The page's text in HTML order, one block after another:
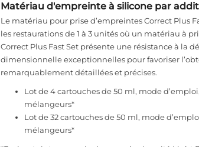
Matériau d'empreinte à silicone par
Le matériau pour prise d’empreintes Correct Plus
les restaurations de 1 à 3 unités où un matériau à
Correct Plus Fast Set présente une résistance à la
dimensionnelle exceptionnelles pour favoriser
remarquablement détaillées et précises.
Lot de 4 cartouches de 50 ml, mode
mélangeurs*
Lot de 32 cartouches de 50 ml, mode
mélangeurs*